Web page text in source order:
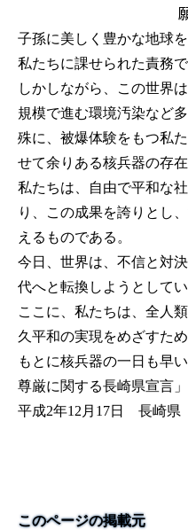
子孫に美しく豊かな地球
私たちに課せられた責務で
しかしながら、この世界
規模で進む環境汚染など
殊に、被爆体験をもつ私
せて余りある核兵器の存
私たちは、自由で平和な
り、この成果を誇りとし
えるものである。
今日、世界は、不信と対
代へと転換しようとしてい
ここに、私たちは、全人
久平和の実現をめざすた
もとに核兵器の一日も早
尊厳に関する長崎県宣言」
平成2年12月17日 長崎県
このページの掲載元